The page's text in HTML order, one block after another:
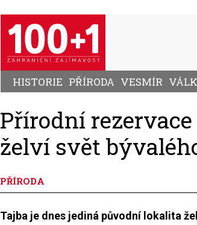
HISTORIE PŘÍRODA VESMÍR
Přírodní
želví svět
PŘÍRODA
Tajba je dnes jediná původní lokalita